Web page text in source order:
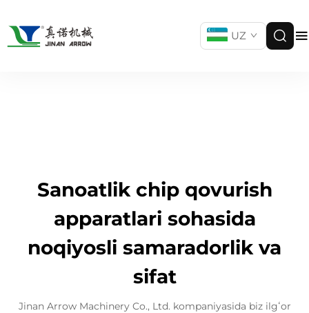
UZ
Sanoatlik chip qovurish
apparatlari sohasida
noqiyosli samaradorlik va
sifat
Jinan Arrow Machinery Co., Ltd. kompaniyasida biz ilgʻor